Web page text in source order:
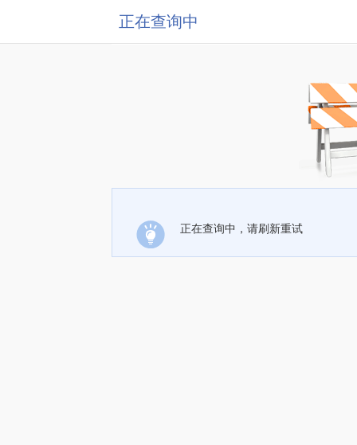
正在查询中
正在查询中，请刷新重试